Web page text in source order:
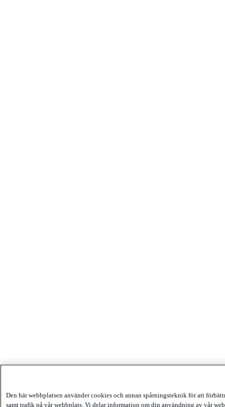
Den här webbplatsen använder cookies och annan spårningsteknik för att
samt trafik på vår webbplats. Vi delar information om din användning av vår